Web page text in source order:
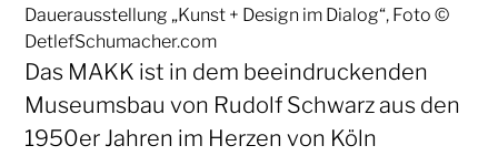
Dauerausstellung „Kunst + Design im Dialog“, Foto ©
DetlefSchumacher.com
Das MAKK ist in dem beeindruckenden
Museumsbau von Rudolf Schwarz aus den
1950er Jahren im Herzen von Köln